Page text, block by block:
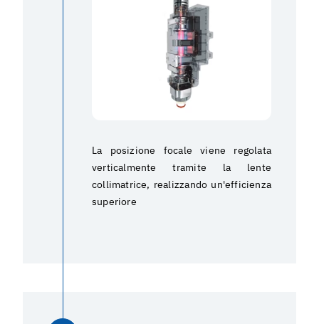
La posizione focale viene regolata
verticalmente tramite la lente
collimatrice, realizzando un'efficienza
superiore